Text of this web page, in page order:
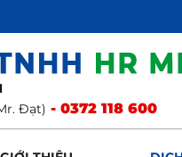
Đạt) - 0372 118 600